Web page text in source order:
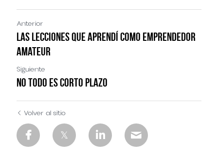
Anterior
Las lecciones que aprendí como emprendedor
amateur
Siguiente
No todo es corto plazo
Volver al sitio